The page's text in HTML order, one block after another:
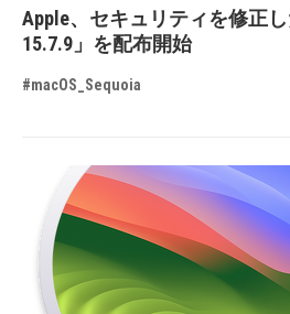
Apple、セキュリティを修正し
15.7.9」を配布開始
#macOS_Sequoia